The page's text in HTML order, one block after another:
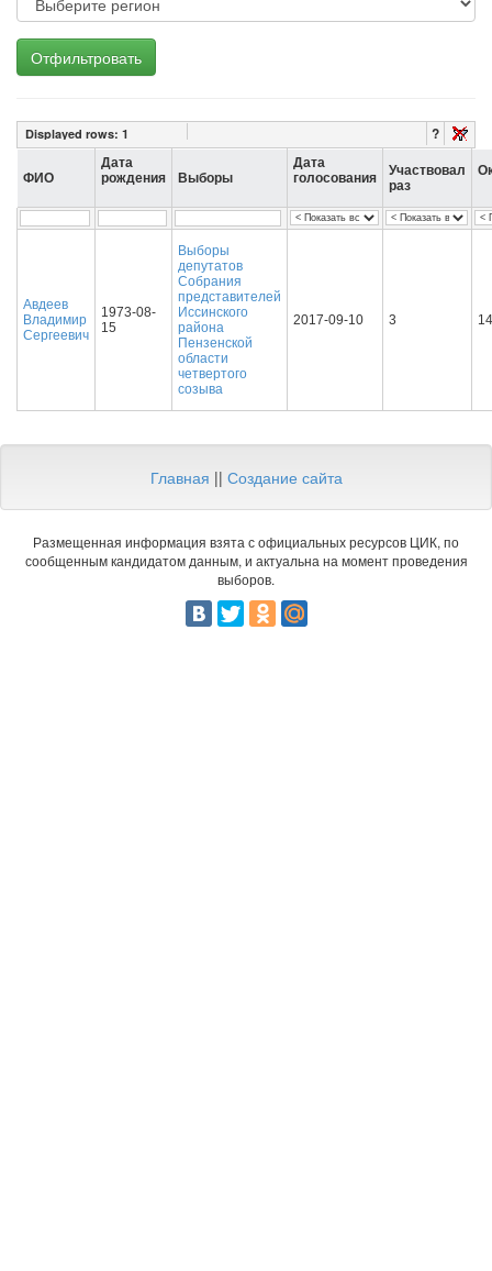
Отфильтровать
Displayed rows: 1 ?
ФИО
Дата
рождения
Выборы
Дата
голосования
Участвовал
раз
Авдеев
Владимир
Сергеевич
1973-08-
15
Выборы
депутатов
Собрания
представителей
Иссинского
района
Пензенской
области
четвертого
созыва
2017-09-10 3 14
Главная || Создание сайта
Размещенная информация взята с официальных ресурсов ЦИК, по
сообщенным кандидатом данным, и актуальна на момент проведения
выборов.